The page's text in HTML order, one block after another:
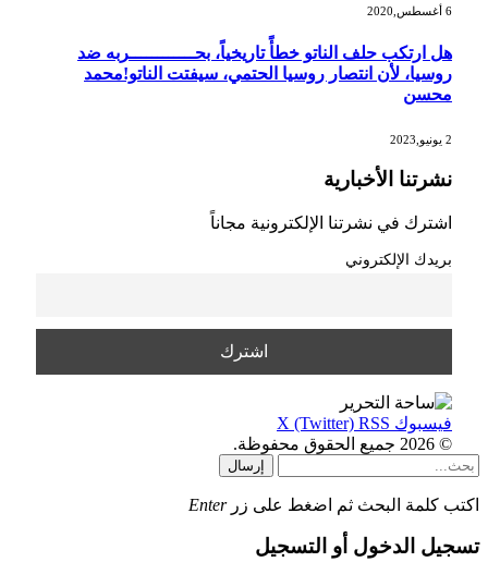
هل ارتكب حلف الناتو خطأً تاريخياً، بحــــــــــــربه ضد
روسيا، لأن انتصار روسيا الحتمي، سيفتت الناتو!محمد
محسن
نشرتنا الأخبارية
اشترك في نشرتنا الإلكترونية مجاناً
بريدك الإلكتروني
فيسبوك X (Twitter) RSS
© 2026 جميع الحقوق محفوظة.
إرسال
اكتب كلمة البحث ثم اضغط على زر Enter
تسجيل الدخول أو التسجيل